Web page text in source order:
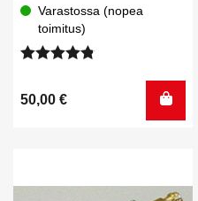
Varastossa (nopea
toimitus)
4.75/ 5
50,00 €